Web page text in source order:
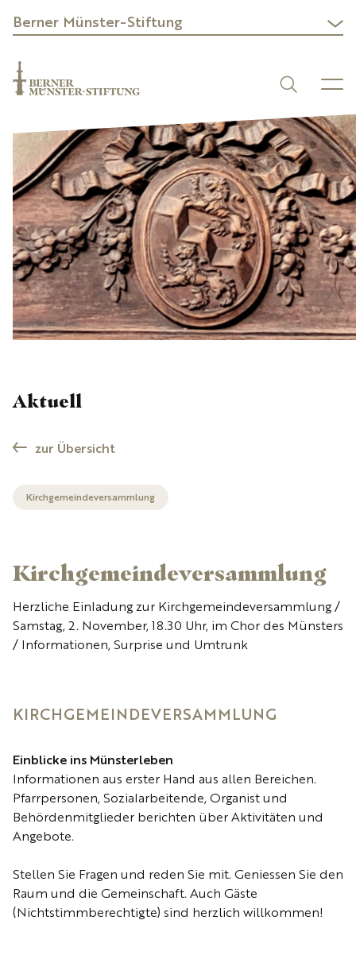
Berner Münster-Stiftung
Aktuell
zur Übersicht
Kirchgemeindeversammlung
Kirchgemeindeversammlung
Herzliche Einladung zur Kirchgemeindeversammlung /
Samstag, 2. November, 18.30 Uhr, im Chor des Münsters
/ Informationen, Surprise und Umtrunk
KIRCHGEMEINDEVERSAMMLUNG
Einblicke ins Münsterleben
Informationen aus erster Hand aus allen Bereichen.
Pfarrpersonen, Sozialarbeitende, Organist und
Behördenmitglieder berichten über Aktivitäten und
Angebote.
Stellen Sie Fragen und reden Sie mit. Geniessen Sie den
Raum und die Gemeinschaft. Auch Gäste
(Nichtstimmberechtigte) sind herzlich willkommen!